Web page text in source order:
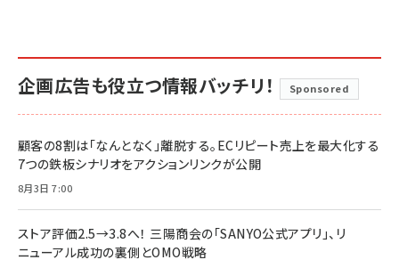
企画広告も役立つ情報バッチリ！ Sponsored
顧客の8割は「なんとなく」離脱する。ECリピート売上を最大化する
7つの鉄板シナリオをアクションリンクが公開
8月3日 7:00
ストア評価2.5→3.8へ！ 三陽商会の「SANYO公式アプリ」、リ
ニューアル成功の裏側とOMO戦略